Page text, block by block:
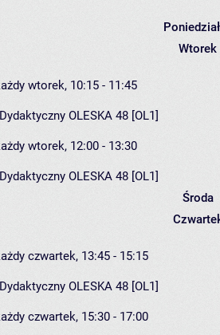
Wtorek
wtorek, 10:15 - 11:45
OLESKA 48 [OL1]
wtorek, 12:00 - 13:30
OLESKA 48 [OL1]
Środa
czwartek, 13:45 - 15:15
OLESKA 48 [OL1]
czwartek, 15:30 - 17:00